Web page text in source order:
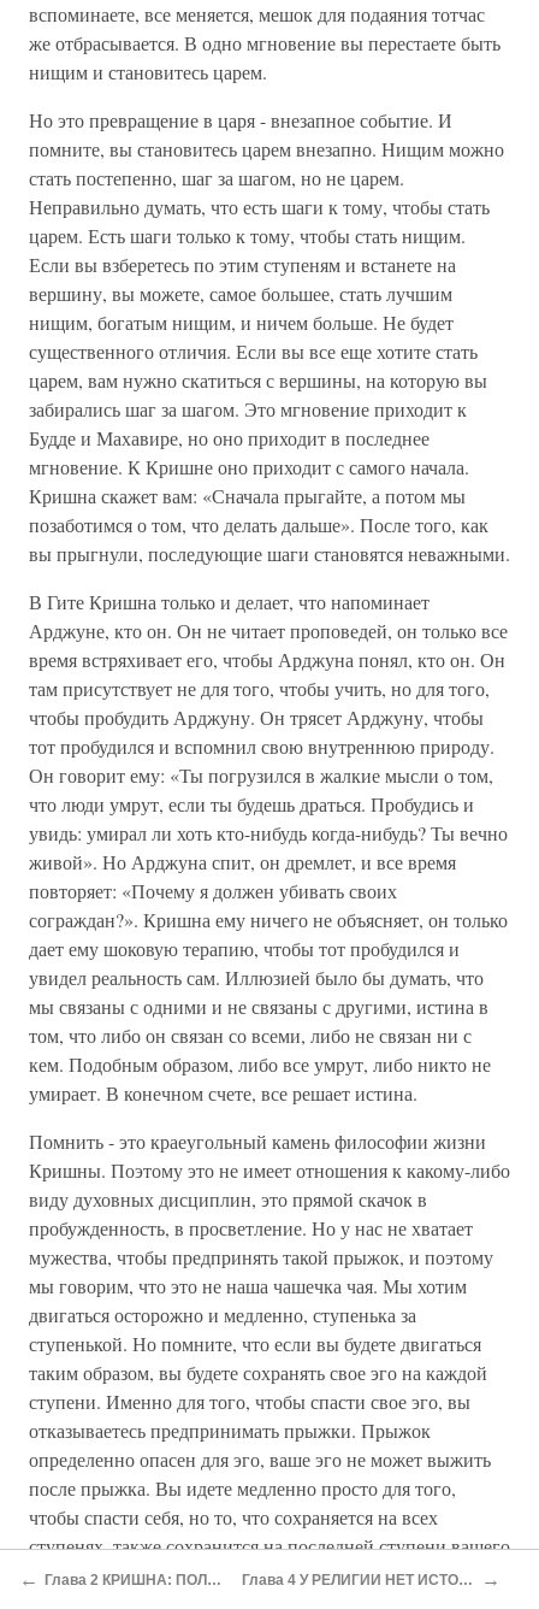
вспоминаете, все меняется, мешок для подаяния тотчас
же отбрасывается. В одно мгновение вы перестаете быть
нищим и становитесь царем.
Но это превращение в царя - внезапное событие. И
помните, вы становитесь царем внезапно. Нищим можно
стать постепенно, шаг за шагом, но не царем.
Неправильно думать, что есть шаги к тому, чтобы стать
царем. Есть шаги только к тому, чтобы стать нищим.
Если вы взберетесь по этим ступеням и встанете на
вершину, вы можете, самое большее, стать лучшим
нищим, богатым нищим, и ничем больше. Не будет
существенного отличия. Если вы все еще хотите стать
царем, вам нужно скатиться с вершины, на которую вы
забирались шаг за шагом. Это мгновение приходит к
Будде и Махавире, но оно приходит в последнее
мгновение. К Кришне оно приходит с самого начала.
Кришна скажет вам: «Сначала прыгайте, а потом мы
позаботимся о том, что делать дальше». После того, как
вы прыгнули, последующие шаги становятся неважными.
В Гите Кришна только и делает, что напоминает
Арджуне, кто он. Он не читает проповедей, он только все
время встряхивает его, чтобы Арджуна понял, кто он. Он
там присутствует не для того, чтобы учить, но для того,
чтобы пробудить Арджуну. Он трясет Арджуну, чтобы
тот пробудился и вспомнил свою внутреннюю природу.
Он говорит ему: «Ты погрузился в жалкие мысли о том,
что люди умрут, если ты будешь драться. Пробудись и
увидь: умирал ли хоть кто-нибудь когда-нибудь? Ты вечно
живой». Но Арджуна спит, он дремлет, и все время
повторяет: «Почему я должен убивать своих
сограждан?». Кришна ему ничего не объясняет, он только
дает ему шоковую терапию, чтобы тот пробудился и
увидел реальность сам. Иллюзией было бы думать, что
мы связаны с одними и не связаны с другими, истина в
том, что либо он связан со всеми, либо не связан ни с
кем. Подобным образом, либо все умрут, либо никто не
умирает. В конечном счете, все решает истина.
Помнить - это краеугольный камень философии жизни
Кришны. Поэтому это не имеет отношения к какому-либо
виду духовных дисциплин, это прямой скачок в
пробужденность, в просветление. Но у нас не хватает
мужества, чтобы предпринять такой прыжок, и поэтому
мы говорим, что это не наша чашечка чая. Мы хотим
двигаться осторожно и медленно, ступенька за
ступенькой. Но помните, что если вы будете двигаться
таким образом, вы будете сохранять свое эго на каждой
ступени. Именно для того, чтобы спасти свое эго, вы
отказываетесь предпринимать прыжки. Прыжок
определенно опасен для эго, ваше эго не может выжить
после прыжка. Вы идете медленно просто для того,
чтобы спасти себя, но то, что сохраняется на всех
ступенях, также сохранится на последней ступени вашего
путешествия. Тогда ваше эго скажет вам войти в мокшу и
← Глава 2 КРИШНА: ПОЛНЫЙ И ЦЕЛЫЙ Глава 4 У РЕЛИГИИ НЕТ ИСТОРИИ, ОНА ВЕЧНА →